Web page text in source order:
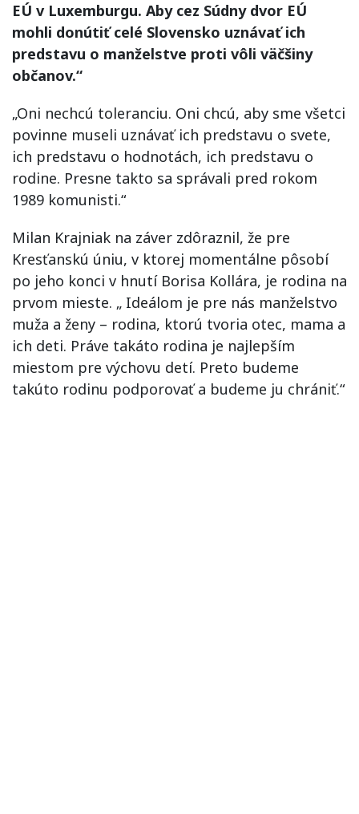
EÚ v Luxemburgu. Aby cez Súdny dvor EÚ
mohli donútiť celé Slovensko uznávať ich
predstavu o manželstve proti vôli väčšiny
občanov.“
„Oni nechcú toleranciu. Oni chcú, aby sme všetci
povinne museli uznávať ich predstavu o svete,
ich predstavu o hodnotách, ich predstavu o
rodine. Presne takto sa správali pred rokom
1989 komunisti.“
Milan Krajniak na záver zdôraznil, že pre
Kresťanskú úniu, v ktorej momentálne pôsobí
po jeho konci v hnutí Borisa Kollára, je rodina na
prvom mieste. „ Ideálom je pre nás manželstvo
muža a ženy – rodina, ktorú tvoria otec, mama a
ich deti. Práve takáto rodina je najlepším
miestom pre výchovu detí. Preto budeme
takúto rodinu podporovať a budeme ju chrániť.“